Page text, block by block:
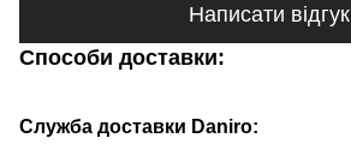
Написати відгук
Способи доставки:
Служба доставки Daniro: